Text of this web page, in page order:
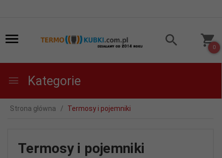
0
Kategorie
Strona główna Termosy i pojemniki
Termosy i pojemniki